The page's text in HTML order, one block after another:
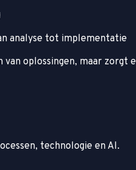
analyse tot implementatie
oplossingen, maar zorgt
technologie en AI.